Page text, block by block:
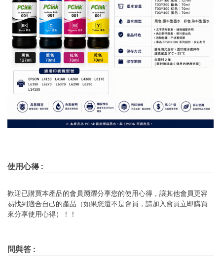
使用心得:
歡迎已購買本產品的會員踴躍分享您的使用心得，讓其他會員更容
易找到適合自己的產品（如果您還不是會員，請加入會員立即購買
來分享使用心得）！！
問與答 :